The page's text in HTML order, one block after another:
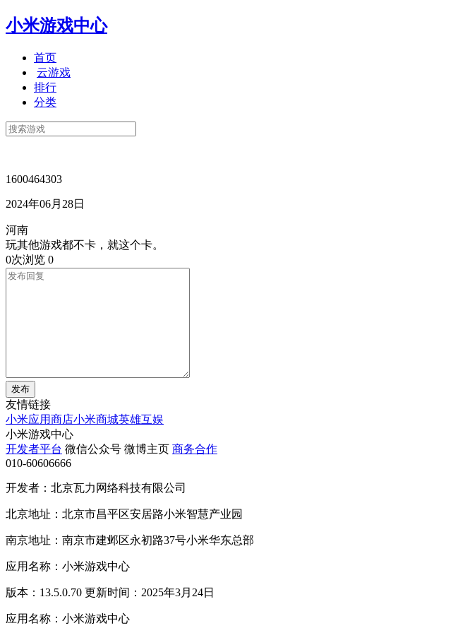
小米游戏中心
首页
云游戏
排行
分类
1600464303
2024年06月28日
河南
玩其他游戏都不卡，就这个卡。
0次浏览 0
发布
友情链接
小米应用商店小米商城英雄互娱
小米游戏中心
开发者平台 微信公众号 微博主页 商务合作
010-60606666
开发者：北京瓦力网络科技有限公司
北京地址：北京市昌平区安居路小米智慧产业园
南京地址：南京市建邺区永初路37号小米华东总部
应用名称：小米游戏中心
版本：13.5.0.70 更新时间：2025年3月24日
应用名称：小米游戏中心